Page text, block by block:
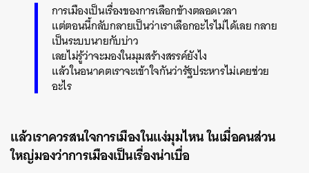
การเมืองเป็นเรื่องของการเลือกข้างตลอดเวลา
แต่ตอนนี้กลับกลายเป็นว่าเราเลือกอะไรไม่ได้เลย กลาย
เป็นระบบนายกับบ่าว
เลยไม่รู้ว่าจะมองในมุมสร้างสรรค์ยังไง
แล้วในอนาคตเราจะเข้าใจกันว่ารัฐประหารไม่เคยช่วย
อะไร
แล้วเราควรสนใจการเมืองในแง่มุมไหน ในเมื่อคนส่วน
ใหญ่มองว่าการเมืองเป็นเรื่องน่าเบื่อ